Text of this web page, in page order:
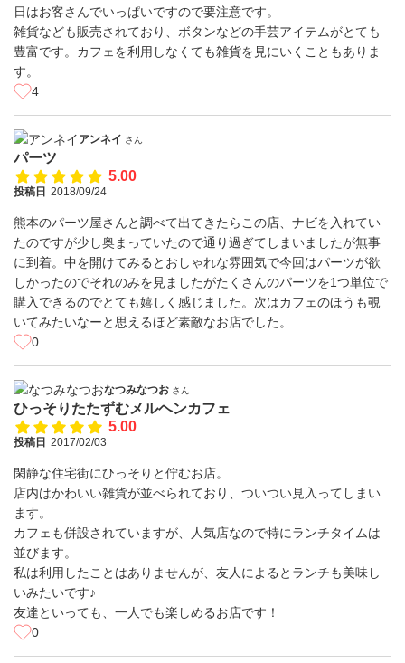
日はお客さんでいっぱいですので要注意です。
雑貨なども販売されており、ボタンなどの手芸アイテムがとても
豊富です。カフェを利用しなくても雑貨を見にいくこともありま
す。
4
アンネイ さん
パーツ
5.00
投稿日 2018/09/24
熊本のパーツ屋さんと調べて出てきたらこの店、ナビを入れてい
たのですが少し奥まっていたので通り過ぎてしまいましたが無事
に到着。中を開けてみるとおしゃれな雰囲気で今回はパーツが欲
しかったのでそれのみを見ましたがたくさんのパーツを1つ単位で
購入できるのでとても嬉しく感じました。次はカフェのほうも覗
いてみたいなーと思えるほど素敵なお店でした。
0
なつみなつお さん
ひっそりたたずむメルヘンカフェ
5.00
投稿日 2017/02/03
閑静な住宅街にひっそりと佇むお店。
店内はかわいい雑貨が並べられており、ついつい見入ってしまい
ます。
カフェも併設されていますが、人気店なので特にランチタイムは
並びます。
私は利用したことはありませんが、友人によるとランチも美味し
いみたいです♪
友達といっても、一人でも楽しめるお店です！
0